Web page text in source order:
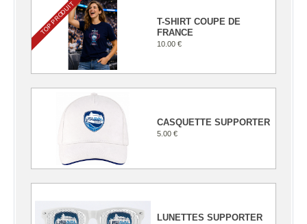
T-SHIRT COUPE DE
FRANCE
10.00 €
TOP PRODUIT
CASQUETTE SUPPORTER
5.00 €
LUNETTES SUPPORTER